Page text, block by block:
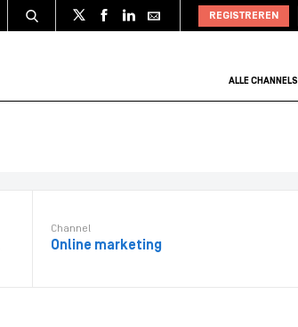
REGISTREREN
ALLE CHANNELS
Channel
Online marketing